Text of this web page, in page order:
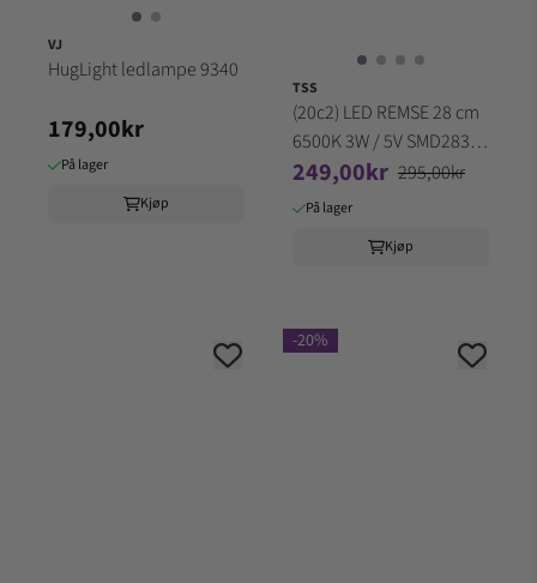
VJ
HugLight ledlampe 9340
179,00kr
På lager
Kjøp
TSS
(20c2) LED REMSE 28 cm
6500K 3W / 5V SMD2835,
60LEDs/M Ledning -
249,00kr 295,00kr
På lager
Kjøp
-20%